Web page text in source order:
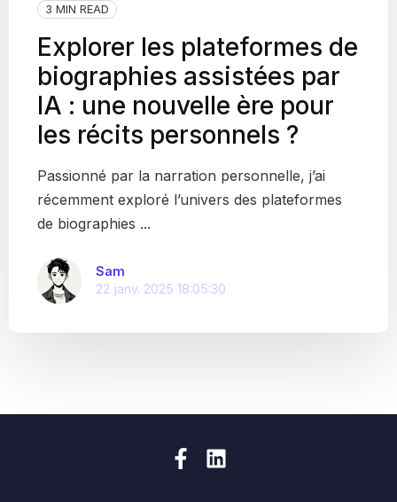
3 MIN READ
Explorer les plateformes de
biographies assistées par
IA : une nouvelle ère pour
les récits personnels ?
Passionné par la narration personnelle, j’ai
récemment exploré l’univers des plateformes
de biographies ...
Sam
22 janv. 2025 18:05:30